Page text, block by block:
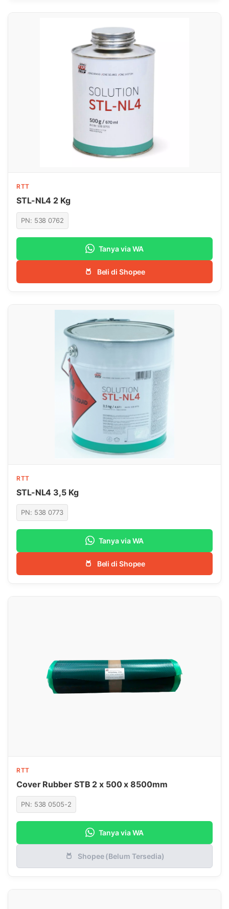
RTT
STL-NL4 2 Kg
PN: 538 0762
Tanya via WA
Beli di Shopee
RTT
STL-NL4 3,5 Kg
PN: 538 0773
Tanya via WA
Beli di Shopee
RTT
Cover Rubber STB 2 x 500 x 8500mm
PN: 538 0505-2
Tanya via WA
Shopee (Belum Tersedia)